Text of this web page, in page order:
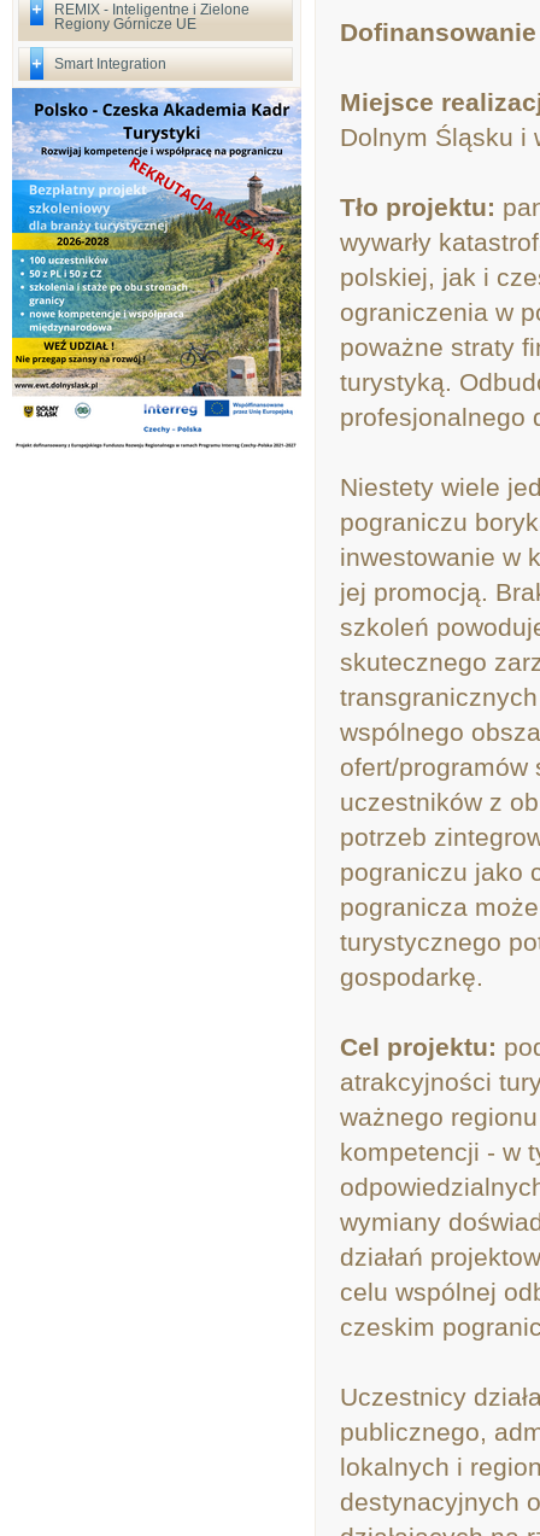
REMIX - Inteligentne i Zielone
Regiony Górnicze UE
Smart Integration
Dofinansowanie
Miejsce
Dolnym Śląsku i
Tło projektu:
wywarły
polskiej, jak i
ograniczenia w
poważne straty
turystyką.
profesjonalnego
Niestety wiele
pograniczu
inwestowanie w
jej promocją.
szkoleń
skutecznego
wspólnego
ofert/programów
uczestników z
potrzeb
pograniczu jako
pogranicza
turystycznego
gospodarkę.
Cel projektu:
atrakcyjności
ważnego
kompetencji - w
wymiany
działań
celu wspólnej
czeskim
Uczestnicy
publicznego,
lokalnych i
destynacyjnych